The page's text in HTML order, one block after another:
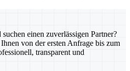
einen zuverlässigen Partner?
von der ersten Anfrage bis zum
transparent und